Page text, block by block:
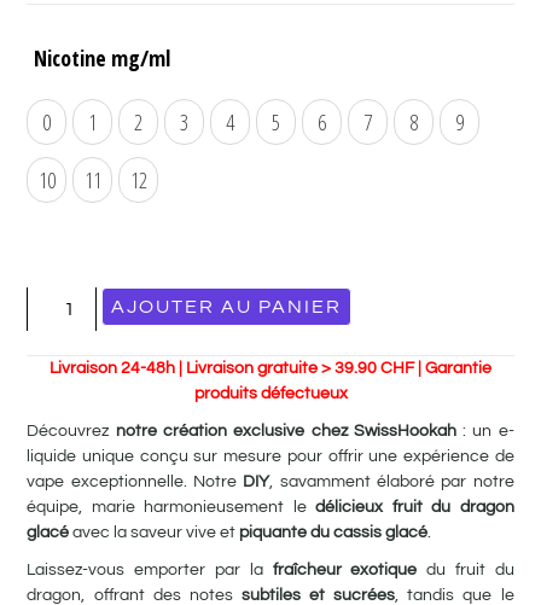
Nicotine mg/ml
0 1 2 3 4 5 6 7 8
9
10
11 12
AJOUTER AU PANIER
Livraison 24-48h | Livraison gratuite > 39.90 CHF | Garantie
produits défectueux
Découvrez notre création exclusive chez SwissHookah: un e-
liquide unique conçu sur mesure pour offrir une expérience de
vape exceptionnelle. Notre DIY, savamment élaboré par notre
équipe, marie harmonieusement ledélicieux fruit du dragon
glacé avec la saveur vive et piquante du cassis glacé
Laissez-vous emporter par la fraîcheur exotique du fruit du
dragon, offrant des notes subtiles et sucrées , tandis que le